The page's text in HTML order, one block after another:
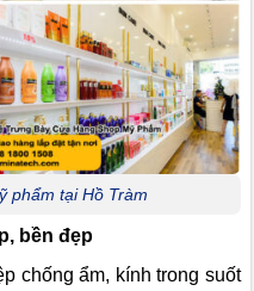
phẩm tại Hồ Tràm
bền đẹp
chống ẩm, kính trong suốt